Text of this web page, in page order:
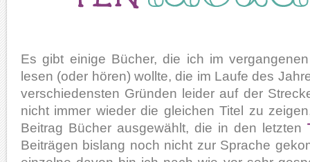
Es gibt einige Bücher, die ich im
lesen (oder hören) wollte, die im Laufe des
verschiedensten Gründen leider auf der
nicht immer wieder die gleichen Titel zu
Beitrag Bücher ausgewählt, die in den letzten
Beiträgen bislang noch nicht zur Sprache